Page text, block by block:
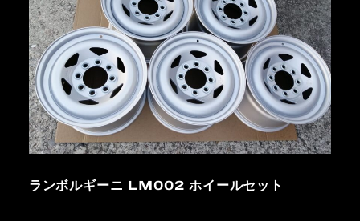
ランボルギーニ LM002 ホイールセット